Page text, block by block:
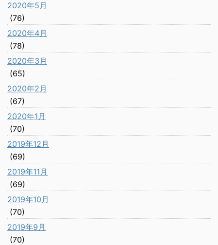
2020年5月
(76)
2020年4月
(78)
2020年3月
(65)
2020年2月
(67)
2020年1月
(70)
2019年12月
(69)
2019年11月
(69)
2019年10月
(70)
2019年9月
(70)